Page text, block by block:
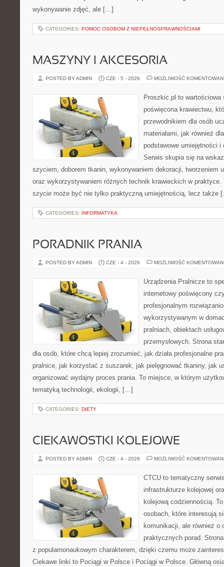
wykonywanie zdjęć, ale […]
CATEGORIES: POMOC OSOBOM Z NIEPEŁNOSPRAWNOŚCIAMI
MASZYNY I AKCESORIA
POSTED BY ADMIN CZE - 5 - 2026 MOŻLIWOŚĆ
Proszkic.pl to wartościowa
poświęcona krawiectwu,
przewodnikiem dla osób
materiałami, jak również
podstawowe umiejętności
Serwis skupia się na
szyciem, doborem tkanin, wykonywaniem dekoracji, tworzeniem
oraz wykorzystywaniem różnych technik krawieckich w
szycie może być nie tylko praktyczną umiejętnością, lecz także
CATEGORIES: INFORMATYKA
PORADNIK PRANIA
POSTED BY ADMIN CZE - 4 - 2026 MOŻLIWOŚĆ
Urządzenia Pralnicze to
internetowy poświęcony
profesjonalnym
wykorzystywanym w
pralniach, obiektach
przemysłowych. Strona
dla osób, które chcą lepiej zrozumieć, jak działa profesjonalne
pralnice, jak korzystać z suszarek, jak pielęgnować tkaniny, jak
organizować wydajny proces prania. To miejsce, w którym
tematyką technologii, ekologii, […]
CATEGORIES: DIETY
CIEKAWOSTKI KOLEJOWE
POSTED BY ADMIN CZE - 4 - 2026 MOŻLIWOŚĆ
CTCU to tematyczny
infrastrukturze kolejowej
kolejową codziennością.
osobach, które interesują
komunikacji, ale również
praktycznych porad.
z popularnonaukowym charakterem, dzięki czemu może
Ciekawe linki to Pociągi w Polsce i Pociągi w Polsce. Główną